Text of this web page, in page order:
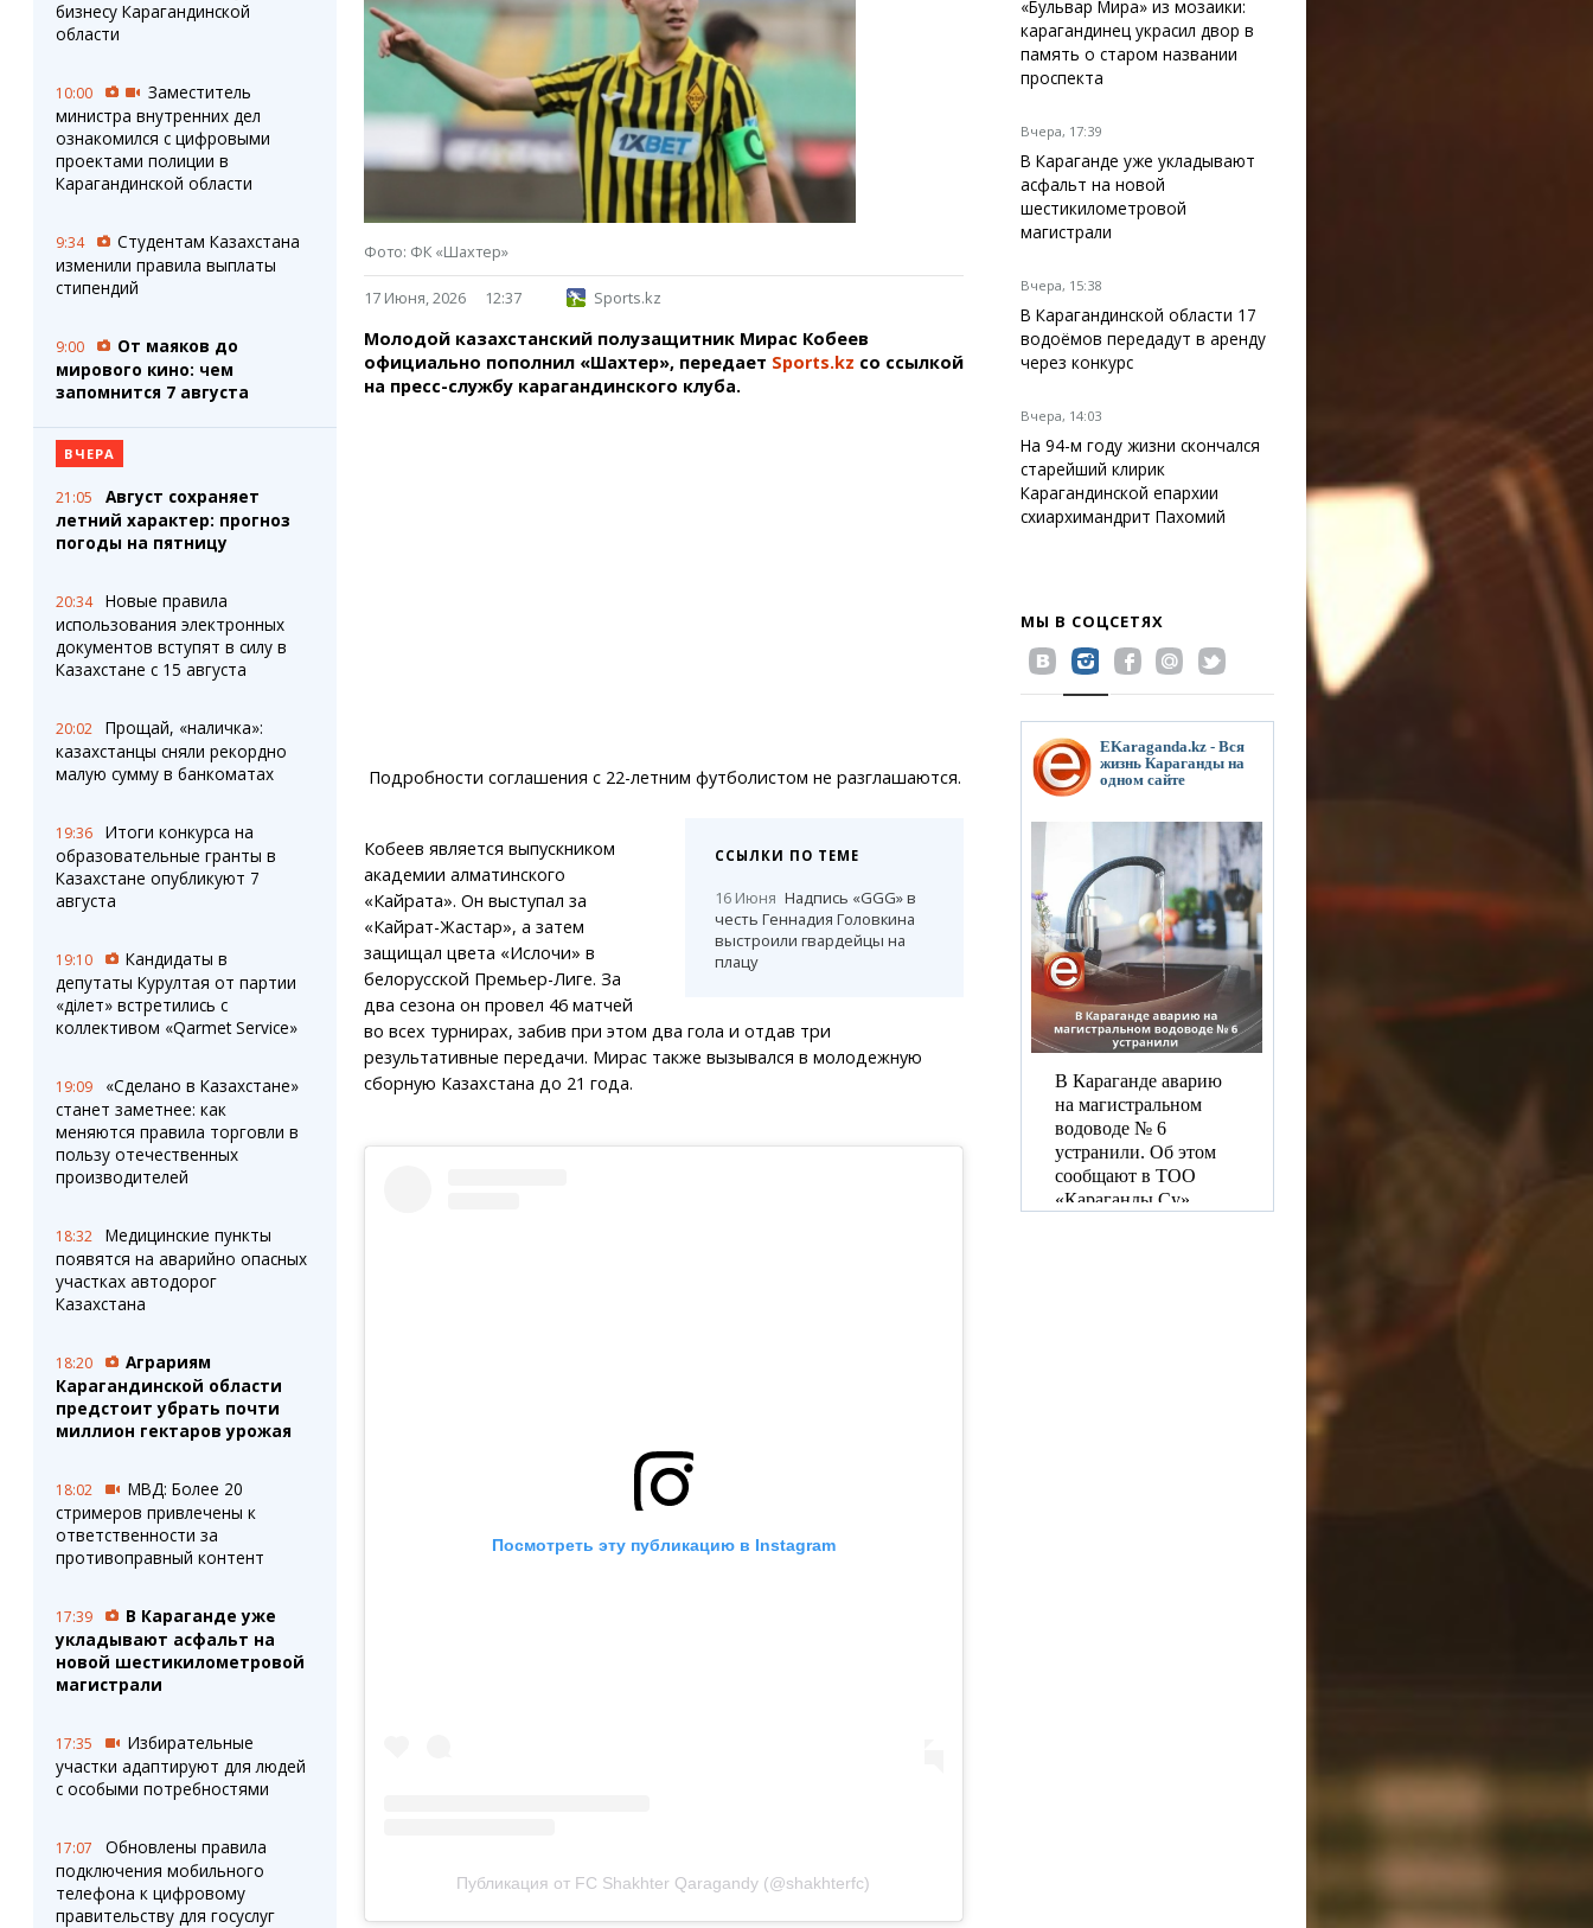
Штрихи
Фотокомиксы
Ешкин гороскоп
Пробки
Карта Караганды
Организации
Мой участковый
Перекрытие дорог
Темиртау
Балхаш
Жезказган
Медиа
Видео
3D-тур
Timelapse
Сервисы
Справочник
Расписание транспорта
Каталог компаний
Купить шины, легко!
бизнесу Карагандинской
области
10:00
Заместитель
министра внутренних дел
ознакомился с цифровыми
проектами полиции в
Карагандинской области
9:34
Студентам Казахстана
изменили правила выплаты
стипендий
9:00
От маяков до
мирового кино: чем
запомнится 7 августа
ВЧЕРА
21:05
Август сохраняет
летний характер: прогноз
погоды на пятницу
20:34
Новые правила
использования электронных
документов вступят в силу в
Казахстане с 15 августа
20:02
Прощай, «наличка»:
казахстанцы сняли рекордно
малую сумму в банкоматах
19:36
Итоги конкурса на
образовательные гранты в
Казахстане опубликуют 7
августа
19:10
Кандидаты в
депутаты Курултая от партии
«Әділет» встретились с
коллективом «Qarmet Service»
19:09
«Сделано в Казахстане»
станет заметнее: как
меняются правила торговли в
пользу отечественных
производителей
18:32
Медицинские пункты
появятся на аварийно опасных
участках автодорог
Казахстана
18:20
Аграриям
Карагандинской области
предстоит убрать почти
миллион гектаров урожая
18:02
МВД: Более 20
стримеров привлечены к
ответственности за
противоправный контент
17:39
В Караганде уже
укладывают асфальт на
новой шестикилометровой
магистрали
17:35
Избирательные
участки адаптируют для людей
с особыми потребностями
17:07
Обновлены правила
подключения мобильного
телефона к цифровому
правительству для госуслуг
Фото: ФК «Шахтер»
17 Июня, 2026 12:37 Sports.kz
Молодой казахстанский полузащитник Мирас Кобеев
официально пополнил «Шахтер», передает Sports.kz со ссылкой
на пресс-службу карагандинского клуба.
Подробности соглашения с 22-летним футболистом не разглашаются.
ССЫЛКИ ПО ТЕМЕ
16 Июня Надпись «GGG» в
честь Геннадия Головкина
выстроили гвардейцы на
плацу
Кобеев является выпускником
академии алматинского
«Кайрата». Он выступал за
«Кайрат-Жастар», а затем
защищал цвета «Ислочи» в
белорусской Премьер-Лиге. За
два сезона он провел 46 матчей
во всех турнирах, забив при этом два гола и отдав три
результативные передачи. Мирас также вызывался в молодежную
сборную Казахстана до 21 года.
Посмотреть эту публикацию в Instagram
Публикация от FC Shakhter Qaragandy (@shakhterfc)
«Бульвар Мира» из мозаики:
карагандинец украсил двор в
память о старом названии
проспекта
Вчера, 17:39
В Караганде уже укладывают
асфальт на новой
шестикилометровой
магистрали
Вчера, 15:38
В Карагандинской области 17
водоёмов передадут в аренду
через конкурс
Вчера, 14:03
На 94-м году жизни скончался
старейший клирик
Карагандинской епархии
схиархимандрит Пахомий
МЫ В СОЦСЕТЯХ
EKaraganda.kz - Вся
жизнь Караганды на
одном сайте